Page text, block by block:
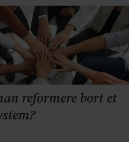
reformere bort et